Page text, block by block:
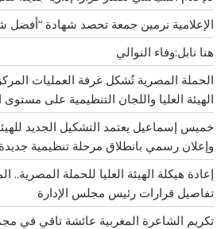
الإعلامية نرمين جمعة تحصد شهادة “أفضل
هنا نابل:وفاء النوالي
الحملة المصرية تُشكل غرفة العمليات
الهيئة العليا واللجان التنظيمية على مستوى
خميس إسماعيل يعتمد التشكيل الجديد
وإعلان رسمي بانطلاق مرحلة تنظيمية جديدة
إعادة هيكلة الهيئة العليا للحملة
تفاصيل قرارات رئيس مجلس الإدارة
تكريم الشاعرة المغربية عائشة تاقي في